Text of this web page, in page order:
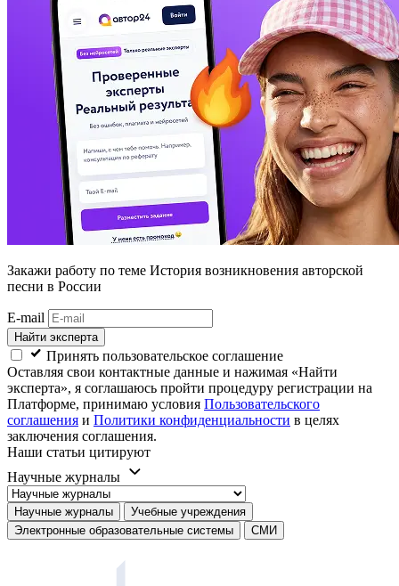
Закажи работу по теме История возникновения авторской
песни в России
E-mail
Найти эксперта
Принять пользовательское соглашение
Оставляя свои контактные данные и нажимая «Найти
эксперта», я соглашаюсь пройти процедуру регистрации на
Платформе, принимаю условия Пользовательского
соглашения и Политики конфиденциальности в целях
заключения соглашения.
Наши статьи цитируют
Научные журналы
Научные журналы
Учебные учреждения
Электронные образовательные системы
СМИ